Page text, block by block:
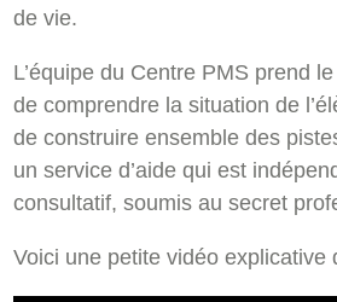
de vie.
L’équipe du Centre PMS prend
de comprendre la situation de
de construire ensemble des
un service d’aide qui est
consultatif, soumis au secret
Voici une petite vidéo explicative